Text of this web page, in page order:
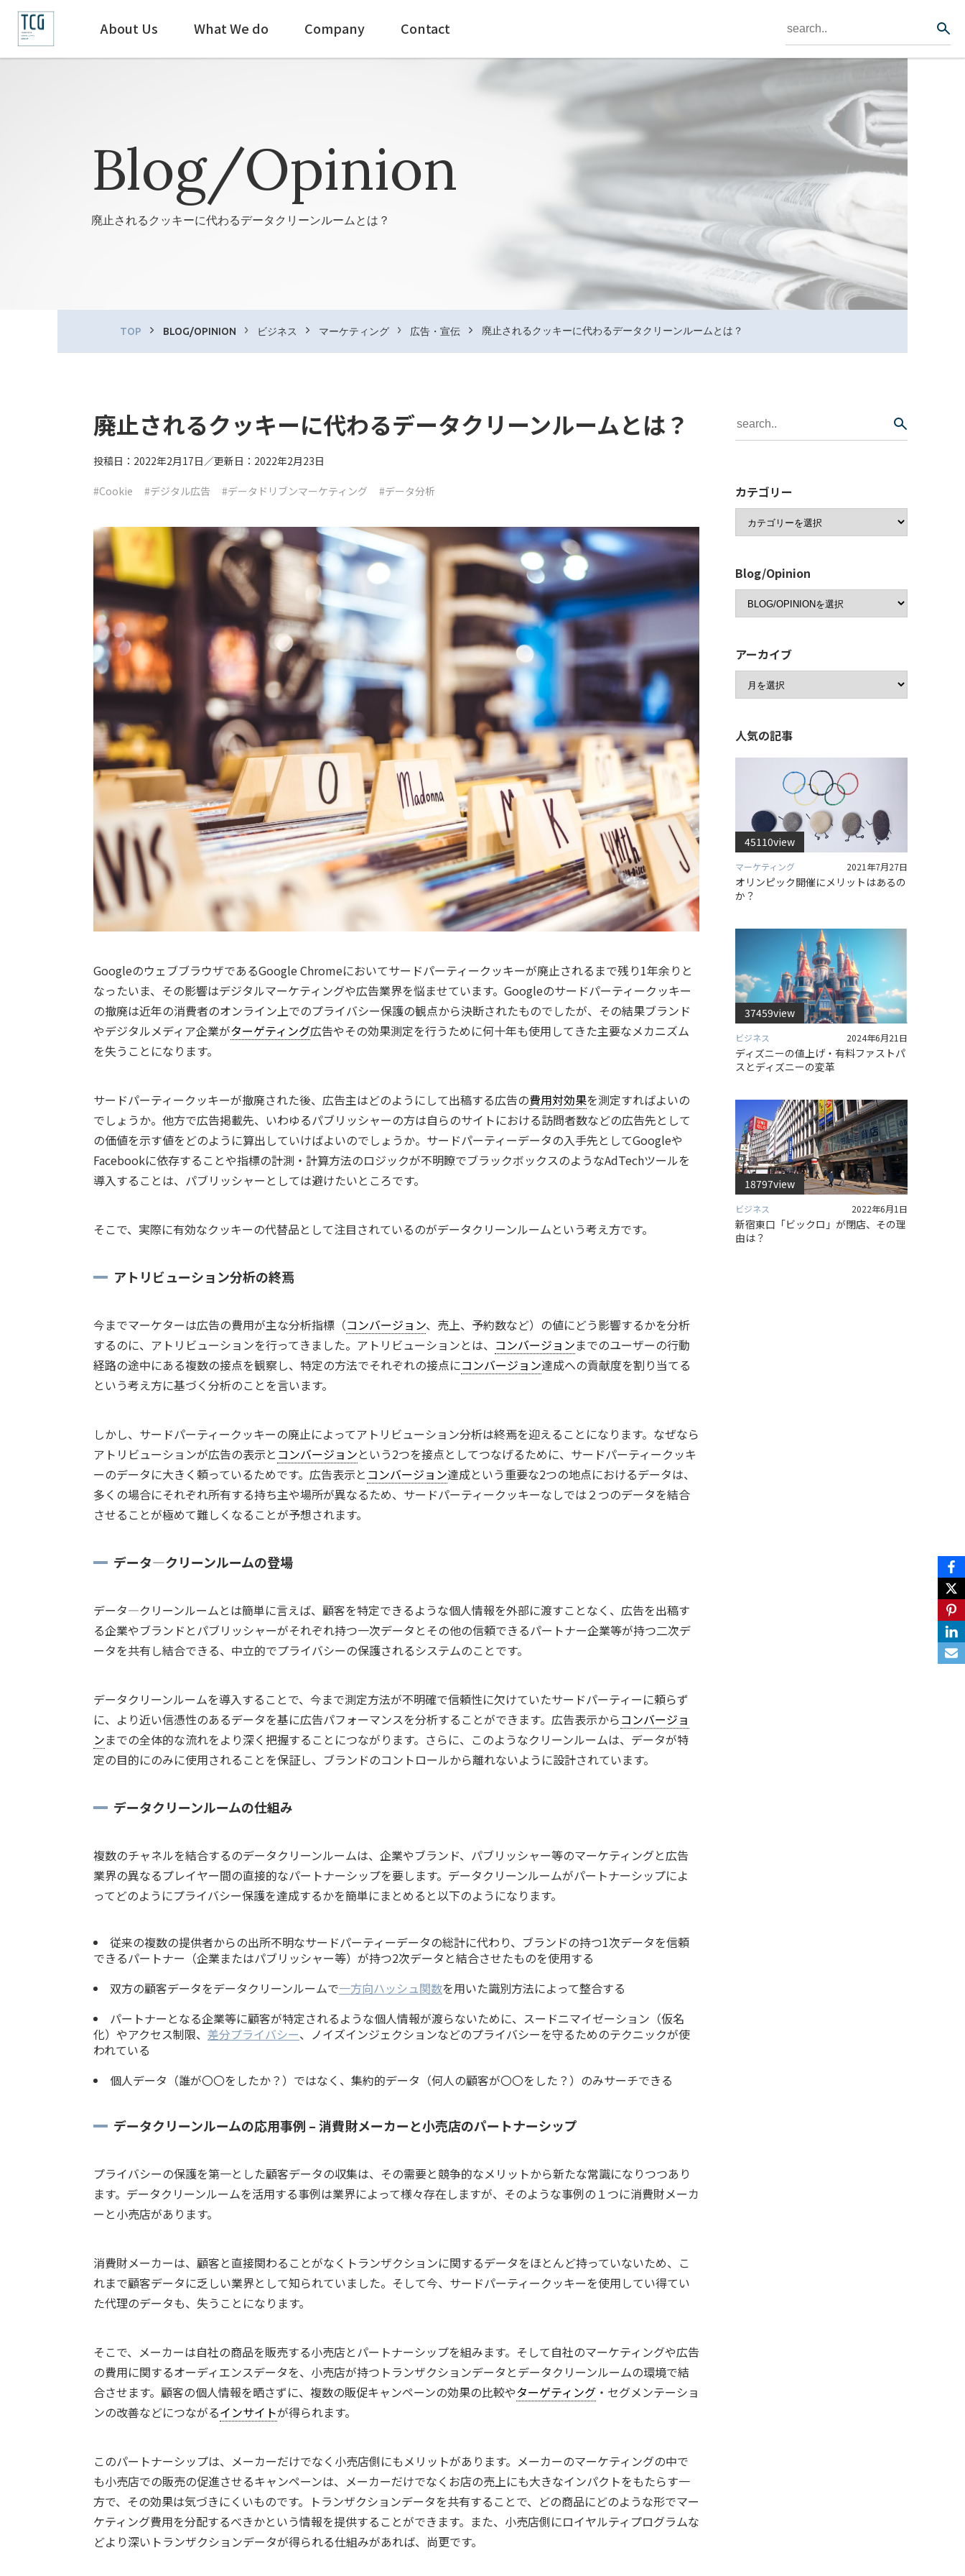
About Us What We do Company Contact
Blog/Opinion
廃止されるクッキーに代わるデータクリーンルームとは？
TOP BLOG/OPINION ビジネス マーケティング 広告・宣伝 廃止されるクッキーに代わるデータクリーンルームとは？
廃止されるクッキーに代わるデータクリーンルームとは？
投稿日：2022年2月17日／更新日：2022年2月23日
#Cookie #デジタル広告 #データドリブンマーケティング #データ分析
GoogleのウェブブラウザであるGoogle Chromeにおいてサードパーティークッキーが廃止されるまで残り1年余りと
なったいま、その影響はデジタルマーケティングや広告業界を悩ませています。Googleのサードパーティークッキー
の撤廃は近年の消費者のオンライン上でのプライバシー保護の観点から決断されたものでしたが、その結果ブランド
やデジタルメディア企業がターゲティング広告やその効果測定を行うために何十年も使用してきた主要なメカニズム
を失うことになります。
サードパーティークッキーが撤廃された後、広告主はどのようにして出稿する広告の費用対効果を測定すればよいの
でしょうか。他方で広告掲載先、いわゆるパブリッシャーの方は自らのサイトにおける訪問者数などの広告先として
の価値を示す値をどのように算出していけばよいのでしょうか。サードパーティーデータの入手先としてGoogleや
Facebookに依存することや指標の計測・計算方法のロジックが不明瞭でブラックボックスのようなAdTechツールを
導入することは、パブリッシャーとしては避けたいところです。
そこで、実際に有効なクッキーの代替品として注目されているのがデータクリーンルームという考え方です。
アトリビューション分析の終焉
今までマーケターは広告の費用が主な分析指標（コンバージョン、売上、予約数など）の値にどう影響するかを分析
するのに、アトリビューションを行ってきました。アトリビューションとは、 コンバージョンまでのユーザーの行動
経路の途中にある複数の接点を観察し、特定の方法でそれぞれの接点にコンバージョン達成への貢献度を割り当てる
という考え方に基づく分析のことを言います。
しかし、サードパーティークッキーの廃止によってアトリビューション分析は終焉を迎えることになります。なぜなら
アトリビューションが広告の表示と コンバージョンという2つを接点としてつなげるために、サードパーティークッキ
ーのデータに大きく頼っているためです。広告表示と コンバージョン達成という重要な2つの地点におけるデータは、
多くの場合にそれぞれ所有する持ち主や場所が異なるため、サードパーティークッキーなしでは２つのデータを結合
させることが極めて難しくなることが予想されます。
データ―クリーンルームの登場
データ―クリーンルームとは簡単に言えば、顧客を特定できるような個人情報を外部に渡すことなく、広告を出稿す
る企業やブランドとパブリッシャーがそれぞれ持つ一次データとその他の信頼できるパートナー企業等が持つ二次デ
ータを共有し結合できる、中立的でプライバシーの保護されるシステムのことです。
データクリーンルームを導入することで、今まで測定方法が不明確で信頼性に欠けていたサードパーティーに頼らず
に、より近い信憑性のあるデータを基に広告パフォーマンスを分析することができます。広告表示からコンバージョ
ンまでの全体的な流れをより深く把握することにつながります。さらに、このようなクリーンルームは、データが特
定の目的にのみに使用されることを保証し、ブランドのコントロールから離れないように設計されています。
データクリーンルームの仕組み
複数のチャネルを結合するのデータクリーンルームは、企業やブランド、パブリッシャー等のマーケティングと広告
業界の異なるプレイヤー間の直接的なパートナーシップを要します。データクリーンルームがパートナーシップによ
ってどのようにプライバシー保護を達成するかを簡単にまとめると以下のようになります。
従来の複数の提供者からの出所不明なサードパーティーデータの総計に代わり、ブランドの持つ1次データを信頼
できるパートナー（企業またはパブリッシャー等）が持つ2次データと結合させたものを使用する
双方の顧客データをデータクリーンルームで一方向ハッシュ関数を用いた識別方法によって整合する
パートナーとなる企業等に顧客が特定されるような個人情報が渡らないために、スードニマイゼーション（仮名
化）やアクセス制限、 差分プライバシー、ノイズインジェクションなどのプライバシーを守るためのテクニックが使
われている
個人データ（誰が〇〇をしたか？）ではなく、集約的データ（何人の顧客が〇〇をした？）のみサーチできる
データクリーンルームの応用事例 – 消費財メーカーと小売店のパートナーシップ
プライバシーの保護を第一とした顧客データの収集は、その需要と競争的なメリットから新たな常識になりつつあり
ます。データクリーンルームを活用する事例は業界によって様々存在しますが、そのような事例の１つに消費財メーカ
ーと小売店があります。
消費財メーカーは、顧客と直接関わることがなくトランザクションに関するデータをほとんど持っていないため、こ
れまで顧客データに乏しい業界として知られていました。そして今、サードパーティークッキーを使用してい得てい
た代理のデータも、失うことになります。
そこで、メーカーは自社の商品を販売する小売店とパートナーシップを組みます。そして自社のマーケティングや広告
の費用に関するオーディエンスデータを、小売店が持つトランザクションデータとデータクリーンルームの環境で結
合させます。顧客の個人情報を晒さずに、複数の販促キャンペーンの効果の比較やターゲティング ・セグメンテーショ
ンの改善などにつながるインサイトが得られます。
このパートナーシップは、メーカーだけでなく小売店側にもメリットがあります。メーカーのマーケティングの中で
も小売店での販売の促進させるキャンペーンは、メーカーだけでなくお店の売上にも大きなインパクトをもたらす一
方で、その効果は気づきにくいものです。トランザクションデータを共有することで、どの商品にどのような形でマー
ケティング費用を分配するべきかという情報を提供することができます。また、小売店側にロイヤルティプログラムな
どより深いトランザクションデータが得られる仕組みがあれば、尚更です。
カテゴリー
Blog/Opinion
アーカイブ
人気の記事
45110view
マーケティング 2021年7月27日
オリンピック開催にメリットはあるの
か？
37459view
ビジネス 2024年6月21日
ディズニーの値上げ・有料ファストパ
スとディズニーの変革
18797view
ビジネス 2022年6月1日
新宿東口「ビックロ」が閉店、その理
由は？